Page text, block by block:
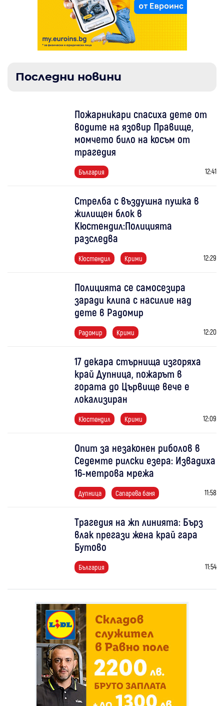
Последни новини
Пожарникари спасиха дете от
водите на язовир Правище,
момчето било на косъм от
трагедия
България 12:41
Стрелба с въздушна пушка в
жилищен блок в
Кюстендил:Полицията
разследва
Кюстендил Крими 12:29
Полицията се самосезира
заради клипа с насилие над
дете в Радомир
Радомир Крими 12:20
17 декара стърнища изгоряха
край Дупница, пожарът в
гората до Цървище вече е
локализиран
Кюстендил Крими 12:09
Опит за незаконен риболов в
Седемте рилски езера: Извадиха
16-метрова мрежа
Дупница Сапарева баня 11:58
Трагедия на жп линията: Бърз
влак прегази жена край гара
Бутово
България 11:54